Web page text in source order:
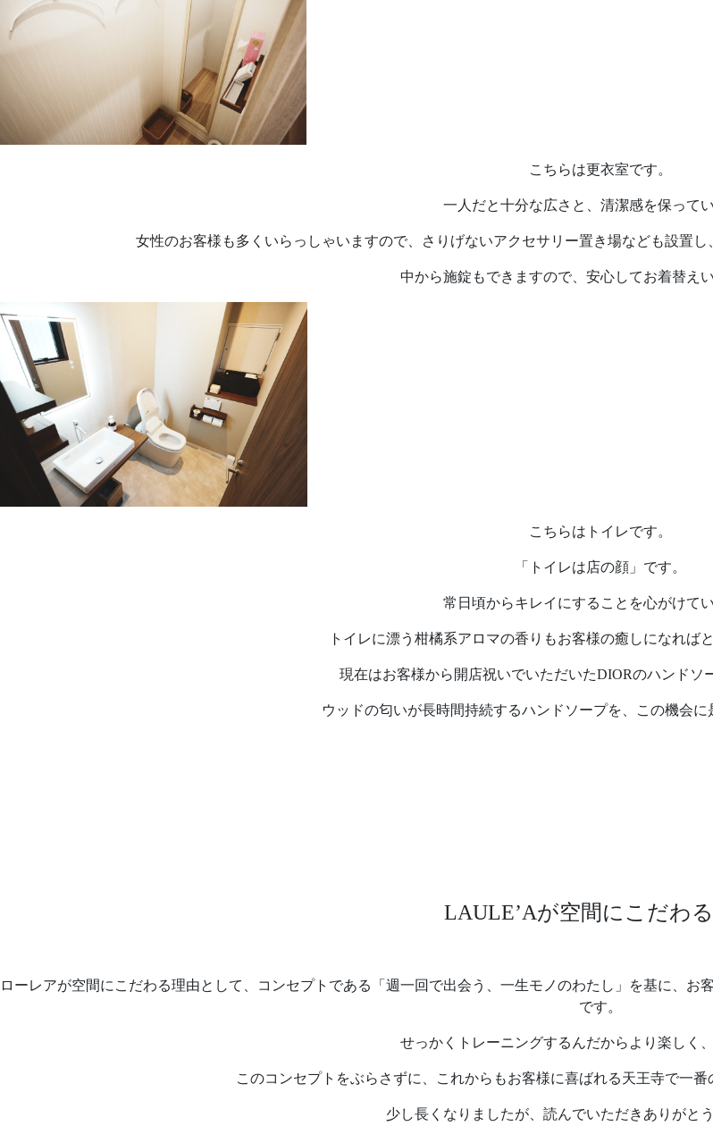
こちらは更衣室です。
一人だと十分な広さと、清潔感を保ってい
女性のお客様も多くいらっしゃいますので、さりげないアクセサリー置き場なども設置
中から施錠もできますので、安心してお着替え
こちらはトイレです。
「トイレは店の顔」です。
常日頃からキレイにすることを心がけてい
トイレに漂う柑橘系アロマの香りもお客様の癒しになれば
現在はお客様から開店祝いでいただいたDIORのハンドソ
ウッドの匂いが長時間持続するハンドソープを、この機会に
LAULE’Aが空間にこだわ
ローレアが空間にこだわる理由として、コンセプトである「週一回で出会う、一生モノのわたし」を基に、
です。
せっかくトレーニングするんだからより楽しく
このコンセプトをぶらさずに、これからもお客様に喜ばれる天王寺で一番
少し長くなりましたが、読んでいただきありがと